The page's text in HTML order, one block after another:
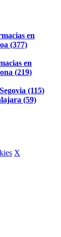
en
(377)
en
(219)
(115)
(59)
X